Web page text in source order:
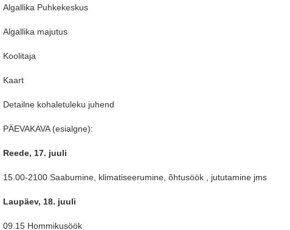
Algallika Puhkekeskus
Algallika majutus
Koolitaja
Kaart
Detailne kohaletuleku juhend
PÄEVAKAVA (esialgne):
Reede, 17. juuli
15.00-2100 Saabumine, klimatiseerumine, õhtusöök , jututamine jms
Laupäev, 18. juuli
09.15 Hommikusöök